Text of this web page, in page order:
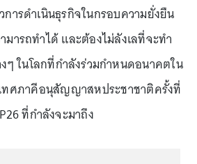
ารดำเนินธุรกิจในกรอบความยั่งยืน
ารถทำได้ และต้องไม่ลังเลที่จะทำ
ๆ ในโลกที่กำลังร่วมกำหนดอนาคตใน
ทศภาคีอนุสัญญาสหประชาชาติครั้งที่
ที่กำลังจะมาถึง